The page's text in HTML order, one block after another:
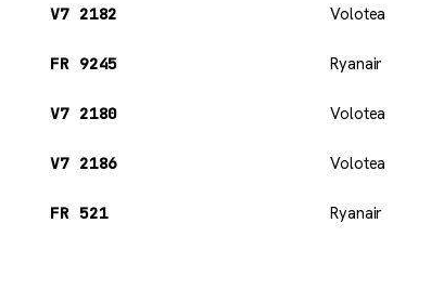
V7 2182 Volotea
FR 9245 Ryanair
V7 2180 Volotea
V7 2186 Volotea
FR 521 Ryanair